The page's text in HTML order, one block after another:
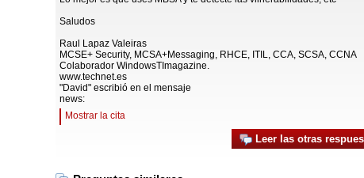
Saludos
Raul Lapaz Valeiras
MCSE+ Security, MCSA+Messaging, RHCE, ITIL, CCA, SCSA, CCNA
Colaborador WindowsTImagazine.
www.technet.es
"David" escribió en el mensaje
news:
Mostrar la cita
Leer las otras